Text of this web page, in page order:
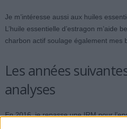
Je m’intéresse aussi aux huiles
L’huile essentielle d’estragon m’aide
charbon actif soulage également mes
Les années
analyses
En 2016, je repasse une IRM pour
résultats sont négatifs. Je décide